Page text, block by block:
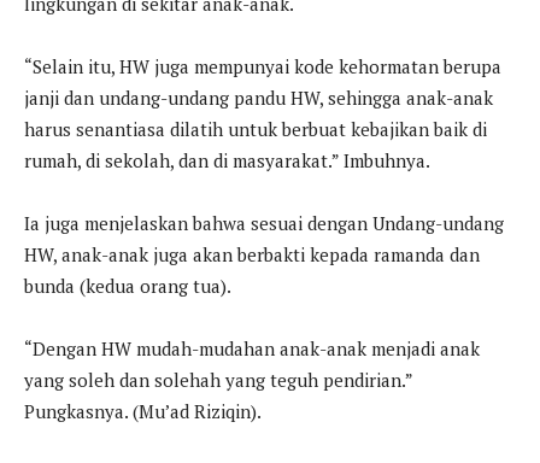
“Selain itu, HW juga mempunyai kode kehormatan berupa
janji dan undang-undang pandu HW, sehingga anak-anak
harus senantiasa dilatih untuk berbuat kebajikan baik di
rumah, di sekolah, dan di masyarakat.” Imbuhnya.
Ia juga menjelaskan bahwa sesuai dengan Undang-undang
HW, anak-anak juga akan berbakti kepada ramanda dan
bunda (kedua orang tua).
“Dengan HW mudah-mudahan anak-anak menjadi anak
yang soleh dan solehah yang teguh pendirian.”
Pungkasnya. (Mu’ad Riziqin).